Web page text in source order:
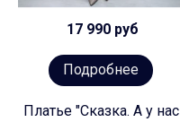
17 990 руб
Подробнее
Платье "Сказка. А у нас